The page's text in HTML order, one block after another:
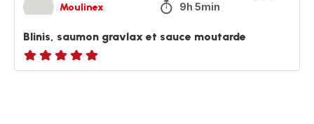
Moulinex 9h 5min
Blinis, saumon gravlax et sauce moutarde
ratings.NaN